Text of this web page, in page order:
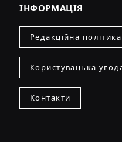
ІНФОРМАЦІЯ
Редакційна політика
Користувацька
Контакти